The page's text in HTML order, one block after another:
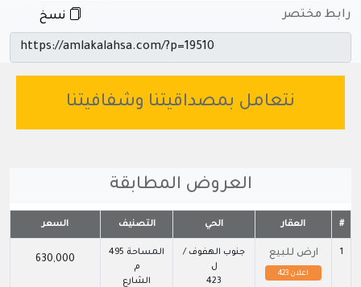
رابط مختصر
نتعامل بمصداقيتنا وشفافيتنا
العروض المطابقة
# العقار الحي التصنيف السعر
1 ارض للبيع
اعلان 423
جنوب الهفوف /
ل
423
المساحة 495
م
الشارع
630,000